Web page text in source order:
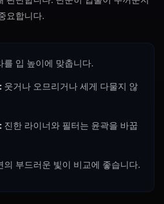
요합니다.
를 입 높이에 맞춥니다.
웃거나 오므리거나 세게 다물지 않
진한 라이너와 필터는 윤곽을 바꿉
의 부드러운 빛이 비교에 좋습니다.